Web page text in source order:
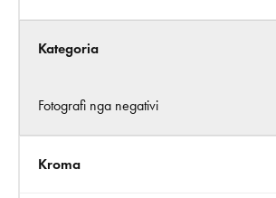
Kategoria
Fotografi nga negativi
Kroma